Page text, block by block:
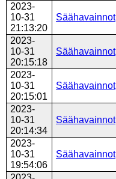
2023-
10-31
21:13:20
Säähavainnot
2023-
10-31
20:15:18
Säähavainnot
2023-
10-31
20:15:01
Säähavainnot
2023-
10-31
20:14:34
Säähavainnot
2023-
10-31
19:54:06
Säähavainnot